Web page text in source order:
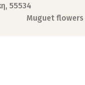
55534
Muguet flowers